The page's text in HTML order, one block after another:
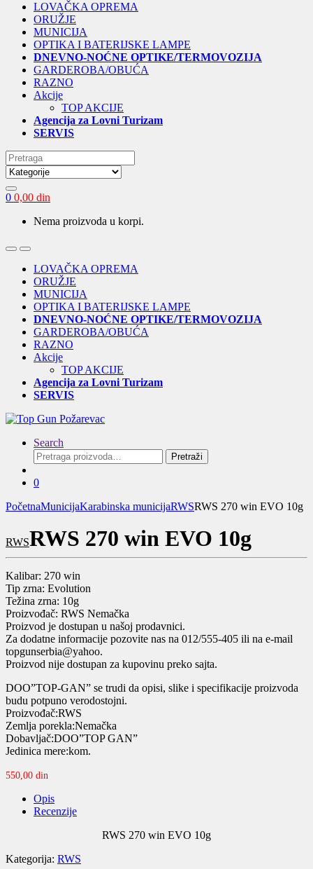
LOVAČKA OPREMA
ORUŽJE
MUNICIJA
OPTIKA I BATERIJSKE LAMPE
DNEVNO-NOĆNE OPTIKE/TERMOVOZIJA
GARDEROBA/OBUĆA
RAZNO
Akcije
TOP AKCIJE
Agencija za Lovni Turizam
SERVIS
Search
for:
0 0,00 din
Nema proizvoda u korpi.
OpenClose
LOVAČKA OPREMA
ORUŽJE
MUNICIJA
OPTIKA I BATERIJSKE LAMPE
DNEVNO-NOĆNE OPTIKE/TERMOVOZIJA
GARDEROBA/OBUĆA
RAZNO
Akcije
TOP AKCIJE
Agencija za Lovni Turizam
SERVIS
Search
Pretraga
za:
Pretraži
0
PočetnaMunicijaKarabinska municijaRWSRWS 270 win EVO 10g
RWSRWS 270 win EVO 10g
Kalibar: 270 win
Tip zrna: Evolution
Težina zrna: 10g
Proizvođač: RWS Nemačka
Proizvod je dostupan u našoj prodavnici.
Za dodatne informacije pozovite nas na 012/555-405 ili na e-mail
topgunserbia@yahoo.
Proizvod nije dostupan za kupovinu preko sajta.
DOO”TOP-GAN” se trudi da opisi, slike i specifikacije proizvoda
budu potpuno verodostojni.
Proizvođač:RWS
Zemlja porekla:Nemačka
Dobavljač:DOO”TOP GAN”
Jedinica mere:kom.
550,00 din
Opis
Recenzije
RWS 270 win EVO 10g
Kategorija: RWS